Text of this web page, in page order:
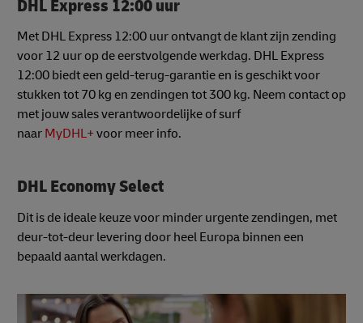
DHL Express 12:00 uur
Met DHL Express 12:00 uur ontvangt de klant zijn zending
voor 12 uur op de eerstvolgende werkdag. DHL Express
12:00 biedt een geld-terug-garantie en is geschikt voor
stukken tot 70 kg en zendingen tot 300 kg. Neem contact op
met jouw sales verantwoordelijke of surf
naar MyDHL+voor meer info.
DHL Economy Select
Dit is de ideale keuze voor minder urgente zendingen, met
deur-tot-deur levering door heel Europa binnen een
bepaald aantal werkdagen.